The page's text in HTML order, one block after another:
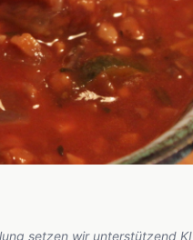
setzen wir unterstützend